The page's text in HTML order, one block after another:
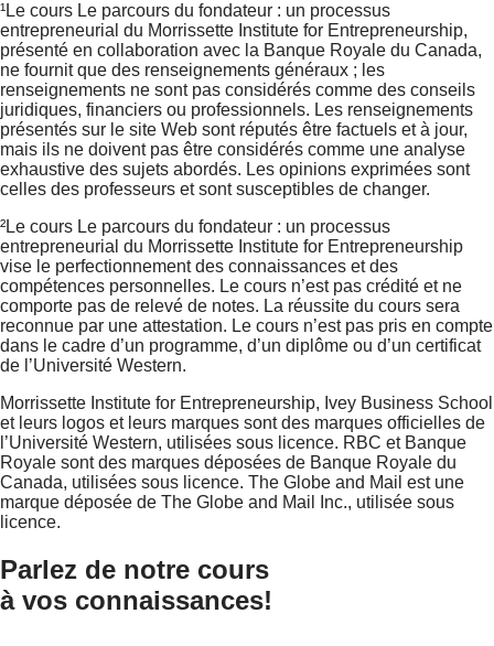
¹Le cours Le parcours du fondateur : un processus
entrepreneurial du Morrissette Institute for Entrepreneurship,
présenté en collaboration avec la Banque Royale du Canada,
ne fournit que des renseignements généraux ; les
renseignements ne sont pas considérés comme des conseils
juridiques, financiers ou professionnels. Les renseignements
présentés sur le site Web sont réputés être factuels et à jour,
mais ils ne doivent pas être considérés comme une analyse
exhaustive des sujets abordés. Les opinions exprimées sont
celles des professeurs et sont susceptibles de changer.
²Le cours Le parcours du fondateur : un processus
entrepreneurial du Morrissette Institute for Entrepreneurship
vise le perfectionnement des connaissances et des
compétences personnelles. Le cours n’est pas crédité et ne
comporte pas de relevé de notes. La réussite du cours sera
reconnue par une attestation. Le cours n’est pas pris en compte
dans le cadre d’un programme, d’un diplôme ou d’un certificat
de l’Université Western.
Morrissette Institute for Entrepreneurship, Ivey Business School
et leurs logos et leurs marques sont des marques officielles de
l’Université Western, utilisées sous licence. RBC et Banque
Royale sont des marques déposées de Banque Royale du
Canada, utilisées sous licence. The Globe and Mail est une
marque déposée de The Globe and Mail Inc., utilisée sous
licence.
Parlez de notre cours
à vos connaissances!